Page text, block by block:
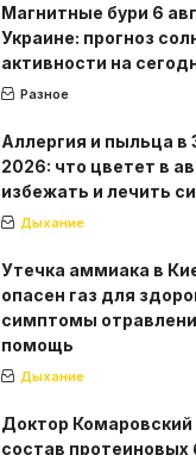
Магнитные бури 6
Украине: прогноз
активности на
Разное
Аллергия и пыльца в
2026: что цветет в
избежать и лечить
Дыхание
Утечка аммиака в
опасен газ для
симптомы
помощь
Дыхание
Доктор Комаровский
состав протеиновых